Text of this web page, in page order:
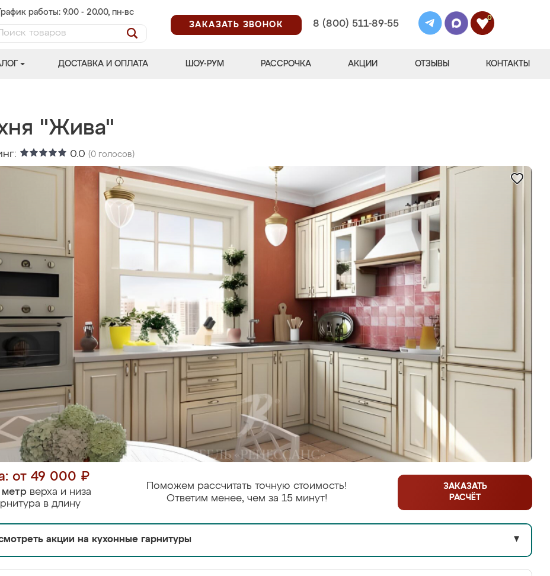
График работы: 9.00 - 20.00, пн-вс
ЗАКАЗАТЬ ЗВОНОК
8 (800) 511-89-55
0
ДОСТАВКА И ОПЛАТА ШОУ-РУМ РАССРОЧКА АКЦИИ ОТЗЫВЫ КОНТАКТЫ
"Жива"
0.0 (0 голосов)
от 49 000 ₽
метрверха и низа
в длину
Поможем рассчитать точную стоимость!
Ответим менее, чем за 15 минут!
ЗАКАЗАТЬ
РАСЧЁТ
акции на кухонные гарнитуры ▼